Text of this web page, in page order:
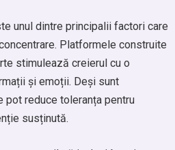
unul dintre principalii factori care
Platformele construite
stimulează creierul cu o
și emoții. Deși sunt
reduce toleranța pentru
susținută.